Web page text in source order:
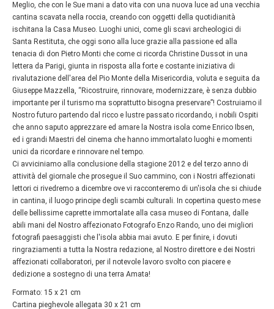
Meglio, che con le Sue mani a dato vita con una nuova luce ad una vecchia
cantina scavata nella roccia, creando con oggetti della quotidianità
ischitana la Casa Museo. Luoghi unici, come gli scavi archeologici di
Santa Restituta, che oggi sono alla luce grazie alla passione ed alla
tenacia di don Pietro Monti che come ci ricorda Christine Dussot in una
lettera da Parigi, giunta in risposta alla forte e costante iniziativa di
rivalutazione dell'area del Pio Monte della Misericordia, voluta e seguita da
Giuseppe Mazzella, “Ricostruire, rinnovare, modernizzare, è senza dubbio
importante per il turismo ma soprattutto bisogna preservare”! Costruiamo il
Nostro futuro partendo dal ricco e lustre passato ricordando, i nobili Ospiti
che anno saputo apprezzare ed amare la Nostra isola come Enrico Ibsen,
ed i grandi Maestri del cinema che hanno immortalato luoghi e momenti
unici da ricordare e rinnovare nel tempo.
Ci avviciniamo alla conclusione della stagione 2012 e del terzo anno di
attività del giornale che prosegue il Suo cammino, con i Nostri affezionati
lettori ci rivedremo a dicembre ove vi racconteremo di un'isola che si chiude
in cantina, il luogo principe degli scambi culturali. In copertina questo mese
delle bellissime caprette immortalate alla casa museo di Fontana, dalle
abili mani del Nostro affezionato Fotografo Enzo Rando, uno dei migliori
fotografi paesaggisti che l'isola abbia mai avuto. E per finire, i dovuti
ringraziamenti a tutta la Nostra redazione, al Nostro direttore e dei Nostri
affezionati collaboratori, per il notevole lavoro svolto con piacere e
dedizione a sostegno di una terra Amata!
Formato: 15 x 21 cm
Cartina pieghevole allegata 30 x 21 cm